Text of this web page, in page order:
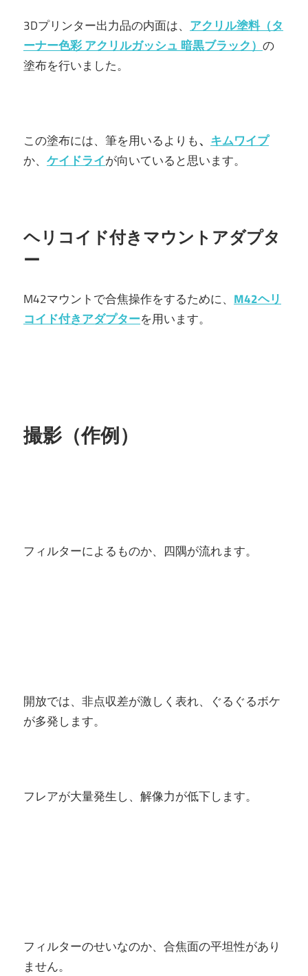
3Dプリンター出力品の内面は、 アクリル塗料（タ
ーナー色彩 アクリルガッシュ 暗黒ブラック） の
塗布を行いました。
この塗布には、筆を用いるよりも、 キムワイプ
か、 ケイドライが向いていると思います。
ヘリコイド付きマウントアダプタ
ー
M42マウントで合焦操作をするために、 M42ヘリ
コイド付きアダプターを用います。
撮影（作例）
フィルターによるものか、四隅が流れます。
開放では、非点収差が激しく表れ、ぐるぐるボケ
が多発します。
フレアが大量発生し、解像力が低下します。
フィルターのせいなのか、合焦面の平坦性があり
ません。